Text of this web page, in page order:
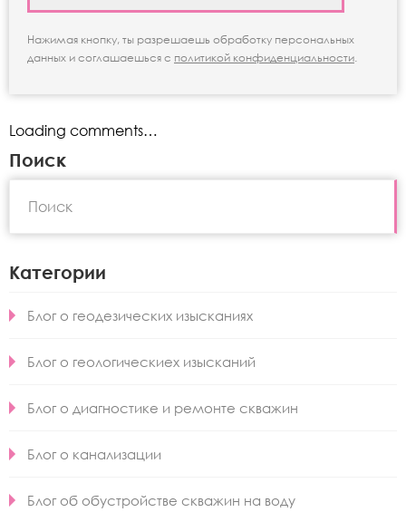
Нажимая кнопку, ты разрешаешь обработку персональных
данных и соглашаешься с политикой конфиденциальности.
Loading comments…
Поиск
Категории
Блог о геодезических изысканиях
Блог о геологическиех изысканий
Блог о диагностике и ремонте скважин
Блог о канализации
Блог об обустройстве скважин на воду